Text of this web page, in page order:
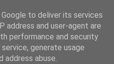
to deliver its services
address and user-agent are
performance and security
generate usage
abuse.